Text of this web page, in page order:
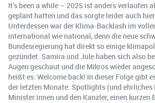
It’s been a while – 2025 ist anders verlaufen
geplant hatten und das sorgte leider auch
Unterdessen war der Klima-Backlash im
international wie national, denn die neue
Bundesregierung hat direkt so einige
gezündet. Samira und Jule haben sich also
Augen geschaut und die Mikros wieder
heißt es: Welcome back! In dieser Folge gibt
der letzten Monate: Spotlights (und ehrliches
Minister:innen und den Kanzler, einen kurzen